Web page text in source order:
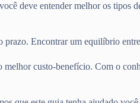
deve entender melhor os tipos
Encontrar um equilíbrio
custo-benefício. Com o